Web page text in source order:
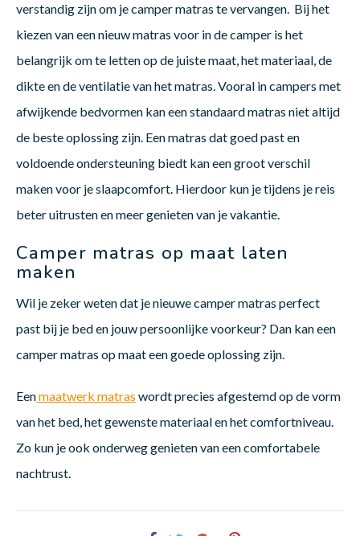
verstandig zijn om je camper matras te vervangen. Bij het
kiezen van een nieuw matras voor in de camper is het
belangrijk om te letten op de juiste maat, het materiaal, de
dikte en de ventilatie van het matras. Vooral in campers met
afwijkende bedvormen kan een standaard matras niet altijd
de beste oplossing zijn. Een matras dat goed past en
voldoende ondersteuning biedt kan een groot verschil
maken voor je slaapcomfort. Hierdoor kun je tijdens je reis
beter uitrusten en meer genieten van je vakantie.
Camper matras op maat laten
maken
Wil je zeker weten dat je nieuwe camper matras perfect
past bij je bed en jouw persoonlijke voorkeur? Dan kan een
camper matras op maat een goede oplossing zijn.
Eenmaatwerk matras wordt precies afgestemd op de vorm
van het bed, het gewenste materiaal en het comfortniveau.
Zo kun je ook onderweg genieten van een comfortabele
nachtrust.